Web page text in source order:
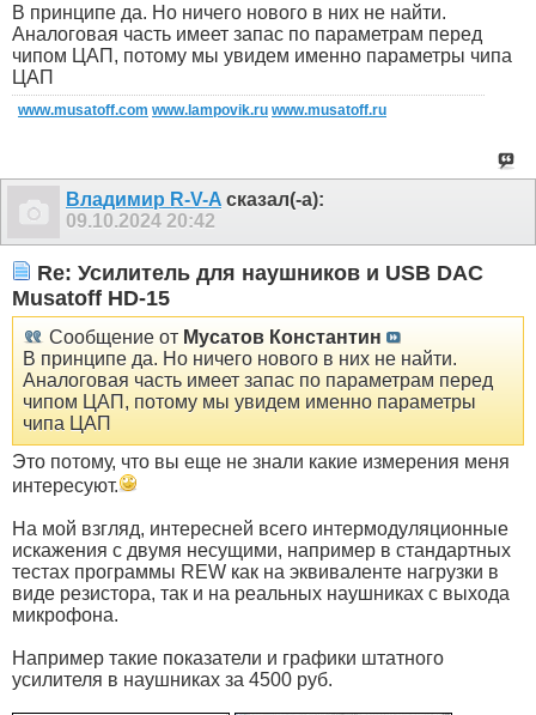
В принципе да. Но ничего нового в них не найти.
Аналоговая часть имеет запас по параметрам перед
чипом ЦАП, потому мы увидем именно параметры чипа
ЦАП
www.musatoff.com www.lampovik.ru www.musatoff.ru
Владимир R-V-A сказал(-а):
09.10.2024 20:42
Re: Усилитель для наушников и USB DAC
Musatoff HD-15
Сообщение от Мусатов Константин
В принципе да. Но ничего нового в них не найти.
Аналоговая часть имеет запас по параметрам перед
чипом ЦАП, потому мы увидем именно параметры
чипа ЦАП
Это потому, что вы еще не знали какие измерения меня
интересуют.
На мой взгляд, интересней всего интермодуляционные
искажения с двумя несущими, например в стандартных
тестах программы REW как на эквиваленте нагрузки в
виде резистора, так и на реальных наушниках с выхода
микрофона.
Например такие показатели и графики штатного
усилителя в наушниках за 4500 руб.